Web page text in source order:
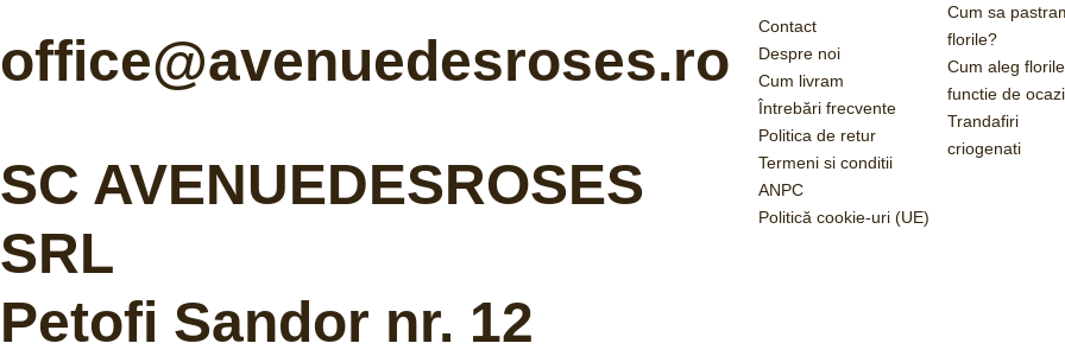
office@avenuedesroses.ro
SC AVENUEDESROSES
SRL
Petofi Sandor nr. 12
Contact
Despre noi
Cum livram
Întrebări frecvente
Politica de retur
Termeni si conditii
ANPC
Politică cookie-uri (UE)
Cum sa
florile?
Cum aleg
functie de
Trandafiri
criogenati